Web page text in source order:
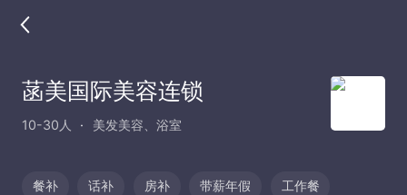
菡美国际美容连锁
10-30人 美发美容、浴室
餐补 话补 房补 带薪年假 工作餐